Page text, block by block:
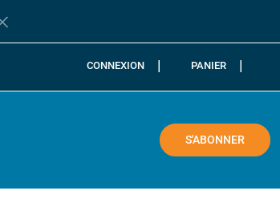
Fermer la barre de notification
CONNEXION PANIER
S'ABONNER